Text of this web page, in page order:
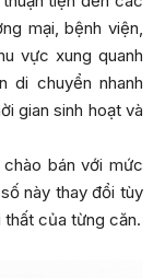
mại, bệnh viện,
vực xung quanh
di chuyển nhanh
gian sinh hoạt và
bán với mức
này thay đổi tùy
của từng căn.